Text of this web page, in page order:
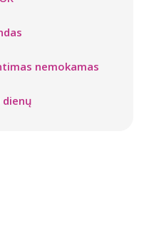
nemokamas
dienų